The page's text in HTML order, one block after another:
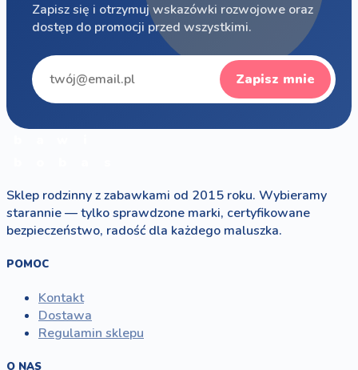
Zapisz się i otrzymuj wskazówki rozwojowe oraz
dostęp do promocji przed wszystkimi.
Zapisz mnie
Sklep rodzinny z zabawkami od 2015 roku. Wybieramy
starannie — tylko sprawdzone marki, certyfikowane
bezpieczeństwo, radość dla każdego maluszka.
POMOC
Kontakt
Dostawa
Regulamin sklepu
O NAS